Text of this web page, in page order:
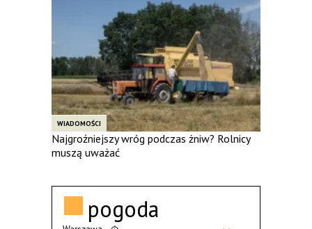
WIADOMOŚCI
Najgroźniejszy wróg podczas żniw? Rolnicy
muszą uważać
pogoda